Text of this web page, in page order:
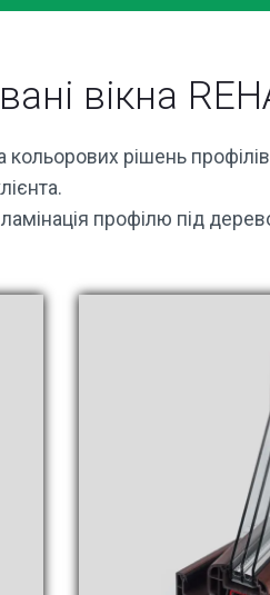
вікна
кольорових рішень
профілю під